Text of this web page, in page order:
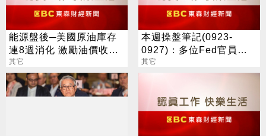
能源盤後─美國原油庫存
連8週消化 激勵油價收漲
逾1%
其它
本週操盤筆記(0923-
0927)：多位Fed官員談
話、德拉吉聽證、美Q2
其它